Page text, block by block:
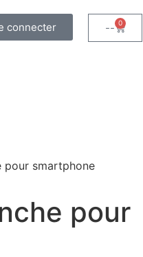
connecter -- 0
pour smartphone
pour